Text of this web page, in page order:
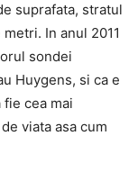
suprafata, stratul
In anul 2011
sondei
Huygens, si ca e
fie cea mai
viata asa cum